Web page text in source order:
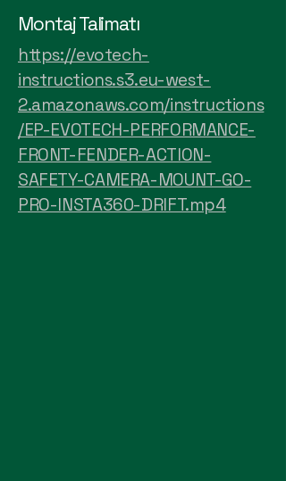
Montaj Talimatı
https://evotech-
instructions.s3.eu-west-
2.amazonaws.com/instructions
/EP-EVOTECH-PERFORMANCE-
FRONT-FENDER-ACTION-
SAFETY-CAMERA-MOUNT-GO-
PRO-INSTA360-DRIFT.mp4